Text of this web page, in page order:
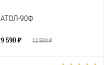
АТОЛ-90Ф
9 590 ₽ 12 590 ₽